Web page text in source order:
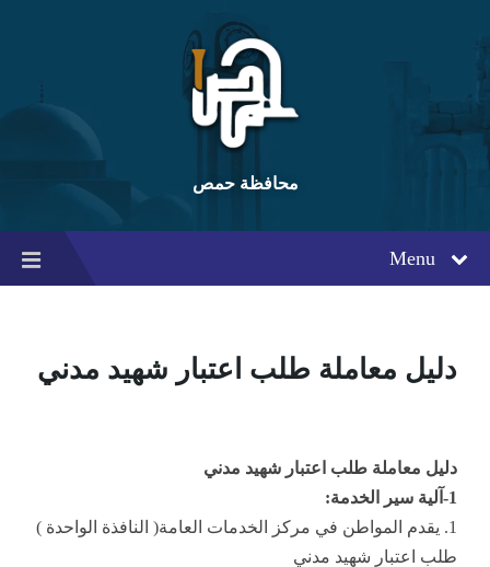
content
main
navigation
footer
محافظة حمص
Menu
دليل معاملة طلب اعتبار شهيد مدني
دليل معاملة طلب اعتبار شهيد مدني
1-آلية سير الخدمة:
1. يقدم المواطن في مركز الخدمات العامة( النافذة الواحدة )
طلب اعتبار شهيد مدني